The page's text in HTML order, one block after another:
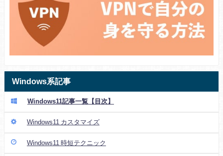
Windows系記事
Windows11記事一覧【目次】
Windows11 カスタマイズ
Windows11 時短テクニック